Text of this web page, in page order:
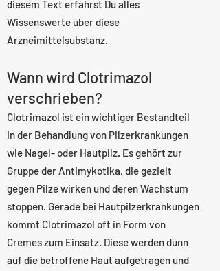
diesem Text erfährst Du alles
Wissenswerte über diese
Arzneimittelsubstanz.
Wann wird Clotrimazol
verschrieben?
Clotrimazol ist ein wichtiger Bestandteil
in der Behandlung von Pilzerkrankungen
wie Nagel- oder Hautpilz. Es gehört zur
Gruppe der Antimykotika, die gezielt
gegen Pilze wirken und deren Wachstum
stoppen. Gerade bei Hautpilzerkrankungen
kommt Clotrimazol oft in Form von
Cremes zum Einsatz. Diese werden dünn
auf die betroffene Haut aufgetragen und